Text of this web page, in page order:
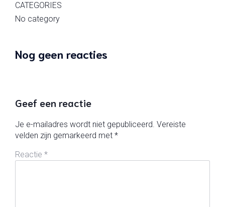
CATEGORIES
No category
Nog geen reacties
Geef een reactie
Je e-mailadres wordt niet gepubliceerd. Vereiste
velden zijn gemarkeerd met *
Reactie *